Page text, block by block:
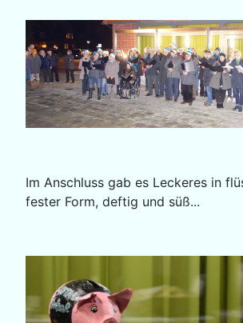
Im Anschluss gab es Leckeres in
fester Form, deftig und süß...